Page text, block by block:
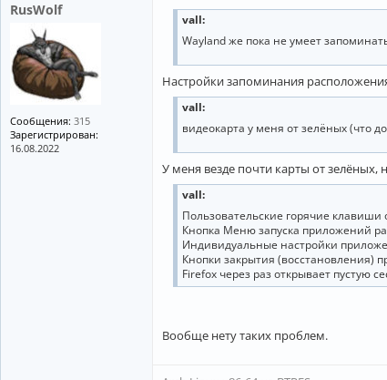
RusWolf
Сообщения: 315
Зарегистрирован:
16.08.2022
vall:
Wayland же пока не умеет
Настройки запоминания
vall:
видеокарта у меня от зелёных (что
У меня везде почти карты от зелёных,
vall:
Пользовательские горячие клавиши
Кнопка Меню запуска приложений
Индивидуальные настройки
Кнопки закрытия (восстановления)
Firefox через раз открывает пустую
Вообще нету таких проблем.